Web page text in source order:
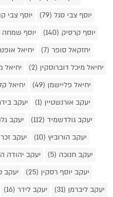
יוסף צבי סגל (79)
יוסף צבי
יוסף קרסיק (140)
יוסף שמחה
יחזקאל סופר (7)
יחיאל אופנר
יחיאל מיכל דוברוסקין (2)
יחיאל
יחיאל פליישמן (49)
יחיאל
יעקב אורנשטיין (1)
יעקב
יעקב גולדשמיד (112)
יעקב
יעקב הורוביץ (10)
יעקב
יעקב חנוכה (5)
יעקב יהודה
יעקב יוסף רסקין (25)
יעקב
יעקב ליברמן (31)
יעקב לידר (16)